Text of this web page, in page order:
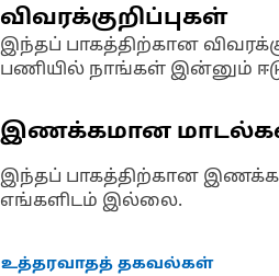
விவரக்குறிப்புகள்
இந்தப் பாகத்திற்கான
பணியில் நாங்கள் இன்னும்
இணக்கமான
இந்தப் பாகத்திற்கான
எங்களிடம் இல்லை.
உத்தரவாதத் தகவல்கள்